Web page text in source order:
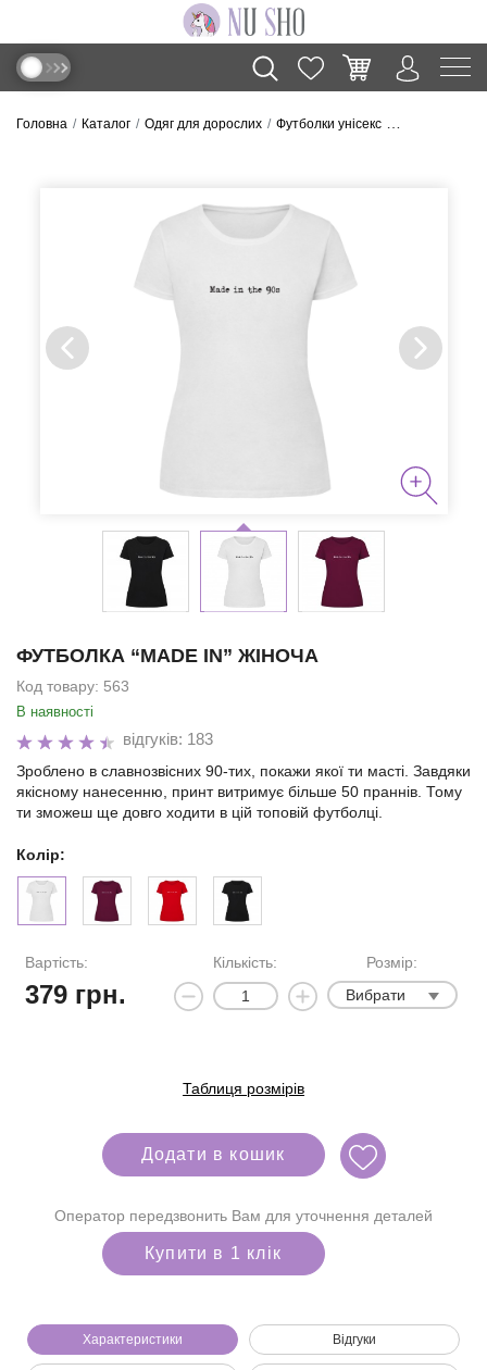
Головна Каталог Одяг для дорослих Футболки унісекс Футболка
ФУТБОЛКА “MADE IN” ЖІНОЧА
Код товару: 563
В наявності
відгуків: 183
Зроблено в славнозвісних 90-тих, покажи якої ти масті. Завдяки
якісному нанесенню, принт витримує більше 50 праннів. Тому
ти зможеш ще довго ходити в цій топовій футболці.
Колір:
Вартість:
379грн.
Кількість:
Розмір:
Вибрати
Таблиця розмірів
Додати в кошик
Оператор передзвонить Вам для уточнення деталей
Купити в 1 клік
Характеристики Відгуки